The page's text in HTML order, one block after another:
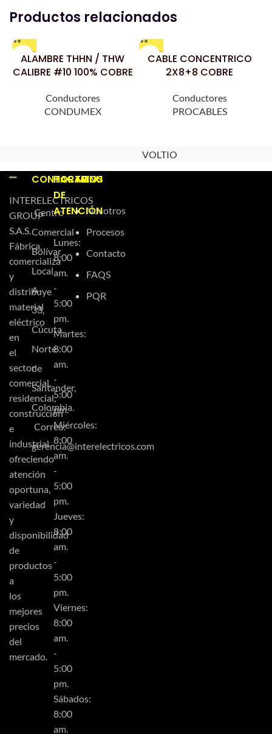
Productos relacionados
ALAMBRE THHN / THW
CALIBRE #10 100% COBRE
Conductores
CONDUMEX
CABLE CONCENTRICO
2X8+8 COBRE
Conductores
PROCABLES
VOLTIO
INTERELECTRICOS
GROUP
S.A.S.
Fábrica,
comercializa
y
distribuye
material
eléctrico
en
el
sector
comercial,
residencial,
construcción
e
industrial
ofreciendo
atención
oportuna,
variedad
y
disponibilidad
de
productos
a
los
mejores
precios
del
mercado.
CONTACTO
Centro
Comercial
Bolívar
Local
A-
33,
Cúcuta,
Norte
de
Santander,
Colombia.
Correo:
gerencia@interelectricos.com
HORARIOS
DE
ATENCIÓN
Lunes:
8:00
am.
-
5:00
pm.
Martes:
8:00
am.
-
5:00
pm.
Miércoles:
8:00
am.
-
5:00
pm.
Jueves:
8:00
am.
-
5:00
pm.
Viernes:
8:00
am.
-
5:00
pm.
Sábados:
8:00
am.
MENU
Nosotros
Procesos
Contacto
FAQS
PQR